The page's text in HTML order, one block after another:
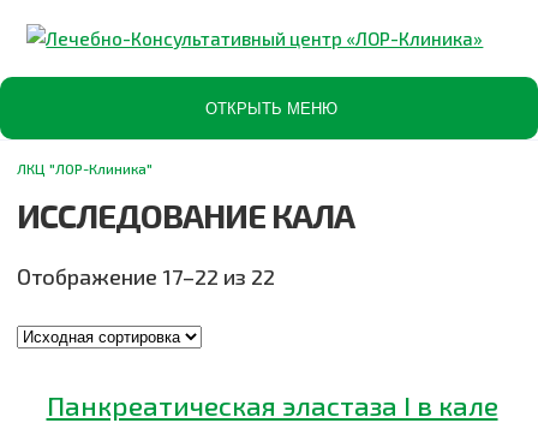
ОТКРЫТЬ МЕНЮ
ЛКЦ "ЛОР-Клиника"
ИССЛЕДОВАНИЕ КАЛА
Отображение 17–22 из 22
Панкреатическая эластаза I в кале